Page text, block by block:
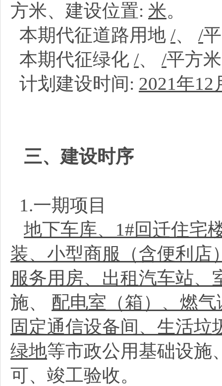
方米、建设位置: 米。
本期代征道路用地 /、 /
本期代征绿化 /、 /平方
计划建设时间: 2021年12
三、建设时序
1.一期项目
地下车库、1#回迁住宅
装、小型商服（含便利店
服务用房、出租汽车站、
施、 配电室（箱）、燃
固定通信设备间、生活
绿地等市政公用基础设施
可、竣工验收。